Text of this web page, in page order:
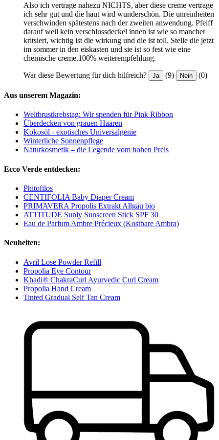
Also ich vertrage nahezu NICHTS, aber diese creme vertrage
ich sehr gut und die haut wird wunderschön. Die unreinheiten
verschwinden spätestens nach der zweiten anwendung. Pfeiff
darauf weil kein verschlussdeckel innen ist wie so mancher
kritsiert, wichtig ist die wirkung und die ist toll. Stelle die jetzt
im sommer in den eiskasten und sie ist so fest wie eine
chemische creme.100% weiterempfehlung.
War diese Bewertung für dich hilfreich? Ja (9) Nein (0)
Aus unserem Magazin:
Weltbrustkrebstag: Wir spenden für Pink Ribbon
Überdecken von grauen Haaren
Kokosöl - exotisches Universalgenie
Winterliche Sonnenpflege
Naturkosmetik – die Legende vom hohen Preis
Ecco Verde entdecken:
Phitofilos
CENTIFOLIA Baby Diaper Cream
PRIMAVERA Propolis Extrakt Allgäu bio
ATTITUDE Sunly Sunscreen Stick SPF 30
Eau de Parfum Ambre Précieux (Kostbare Ambra)
Neuheiten:
Avril Lose Powder Refill
Propolia Eye Contour
Khadi® ChakraCurl Ayurvedic Curl Cream
Propolia Hand Cream
Tinted Gradual Self Tan Cream